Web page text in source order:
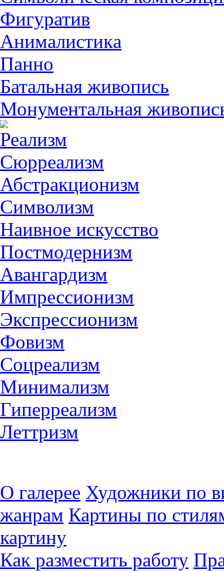
Фигуратив
Анималистикa
Панно
Батальная живопись
Монументальная
Реализм
Сюрреализм
Абстракционизм
Символизм
Наивное искусство
Постмодернизм
Авангардизм
Импрессионизм
Экспрессионизм
Фовизм
Соцреализм
Минимализм
Гиперреализм
Леттризм
О галерее Художники по
жанрам Картины по
картину
Как разместить работу